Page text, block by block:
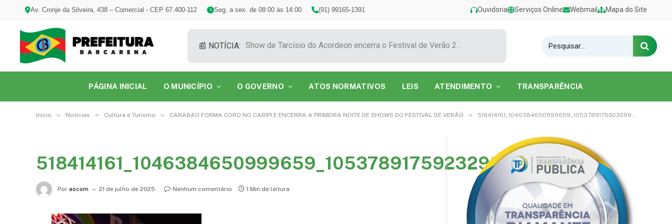
Av. Cronje da Silveira, 438 – Comercial - CEP 67.400-112 Seg. a sex. de 08:00 às 14:00 (91) 99165-1391 Ouvidoria Serviços Online Webmail Mapa do Site
📰 NOTÍCIA: Show de Tarcísio do Acordeon encerra o Festival de Verão 2026 na Praia do Caripi
PÁGINA INICIAL O MUNICÍPIO O GOVERNO ATOS NORMATIVOS LEIS ATENDIMENTO TRANSPARÊNCIA
Início » Notícias » Cultura e Turismo » CARABAO FORMA CORO NO CARIPI E ENCERRA A PRIMEIRA NOITE DE SHOWS DO FESTIVAL DE VERÃO » 518414161_1046384650999659_1053789175923299262_n
518414161_1046384650999659_1053789175923299262_n
Por ascom 21 de julho de 2025 Nenhum comentário 1 Min de leitura